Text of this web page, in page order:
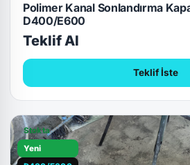
Polimer Kanal Sonlandırma
D400/E600
Teklif Al
Teklif İste
Stokta
Yeni